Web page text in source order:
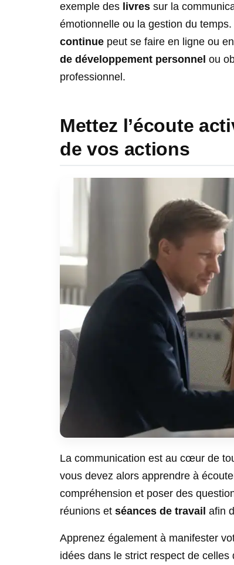
exemple des livres sur la
émotionnelle ou la gestion du
continue peut se faire en ligne ou
de développement personnel ou
professionnel.
Mettez l’écoute
de vos actions
La communication est au cœur de
vous devez alors apprendre à
compréhension et poser des
réunions et séances de travail afin
Apprenez également à manifester
idées dans le strict respect de